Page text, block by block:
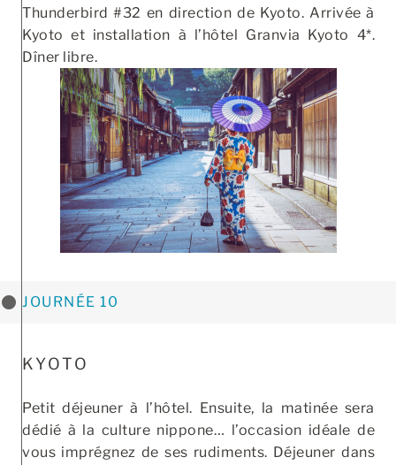
Thunderbird #32 en direction de Kyoto. Arrivée à
Kyoto et installation à l’hôtel Granvia Kyoto 4*.
Dîner libre.
JOURNÉE 10
KYOTO
Petit déjeuner à l’hôtel. Ensuite, la matinée sera
dédié à la culture nippone… l’occasion idéale de
vous imprégnez de ses rudiments. Déjeuner dans